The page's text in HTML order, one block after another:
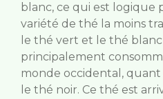
blanc, ce qui est logique
variété de thé la moins
le thé vert et le thé
principalement
monde occidental,
le thé noir. Ce thé est